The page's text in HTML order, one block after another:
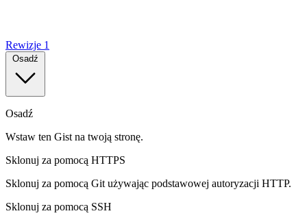
Rewizje 1
Osadź
Osadź
Wstaw ten Gist na twoją stronę.
Sklonuj za pomocą HTTPS
Sklonuj za pomocą Git używając podstawowej autoryzacji HTTP.
Sklonuj za pomocą SSH